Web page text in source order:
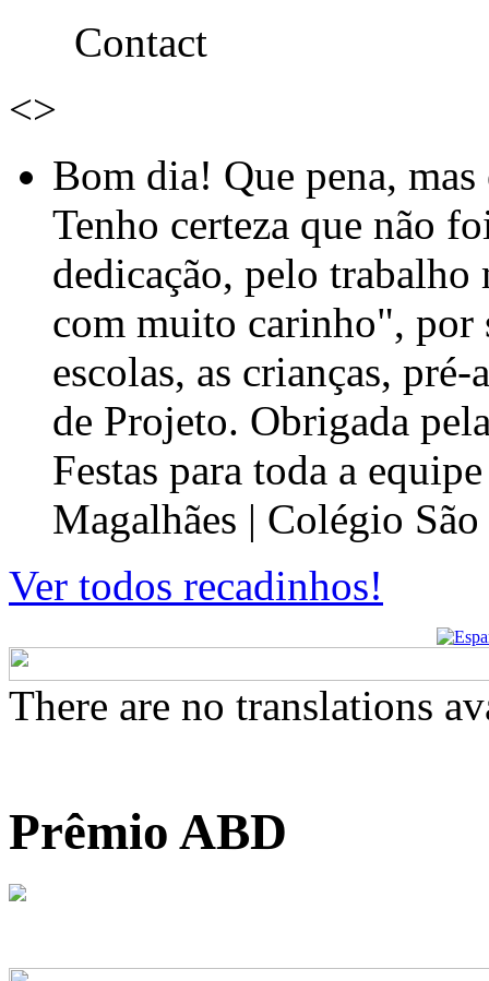
Contact
<>
Bom dia! Que pena,
Tenho certeza que não
dedicação, pelo
com muito carinho", por
escolas, as crianças, pré-
de Projeto. Obrigada
Festas para toda a
Magalhães | Colégio
Ver todos recadinhos!
There are no translations
Prêmio ABD